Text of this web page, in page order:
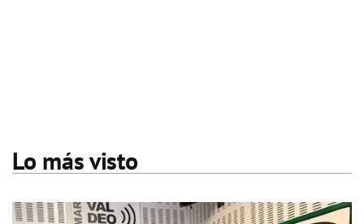
Lo más visto